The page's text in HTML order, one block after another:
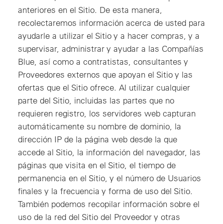
anteriores en el Sitio. De esta manera,
recolectaremos información acerca de usted para
ayudarle a utilizar el Sitio y a hacer compras, y a
supervisar, administrar y ayudar a las Compañías
Blue, así como a contratistas, consultantes y
Proveedores externos que apoyan el Sitio y las
ofertas que el Sitio ofrece. Al utilizar cualquier
parte del Sitio, incluidas las partes que no
requieren registro, los servidores web capturan
automáticamente su nombre de dominio, la
dirección IP de la página web desde la que
accede al Sitio, la información del navegador, las
páginas que visita en el Sitio, el tiempo de
permanencia en el Sitio, y el número de Usuarios
finales y la frecuencia y forma de uso del Sitio.
También podemos recopilar información sobre el
uso de la red del Sitio del Proveedor y otras